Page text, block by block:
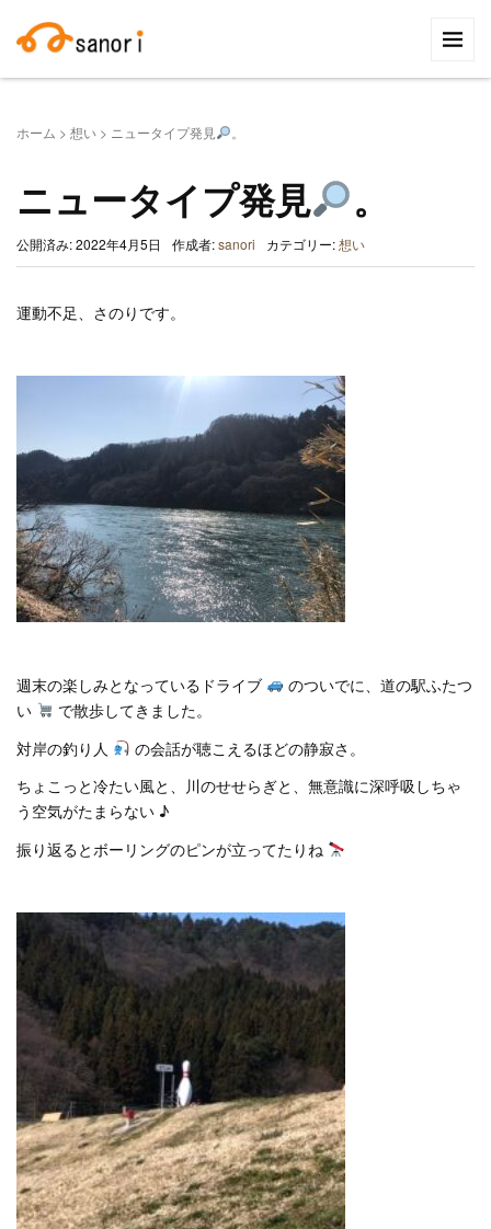
索:
ホーム > 想い > ニュータイプ発見 。
ニュータイプ発見 。
公開済み: 2022年4月5日 作成者:sanori カテゴリー:想い
運動不足、さのりです。
週末の楽しみとなっているドライブ
のついでに、道の駅ふたつ
い
で散歩してきました。
対岸の釣り人
の会話が聴こえるほどの静寂さ。
ちょこっと冷たい風と、川のせせらぎと、無意識に深呼吸しちゃ
う空気がたまらない ♪
振り返るとボーリングのピンが立ってたりね